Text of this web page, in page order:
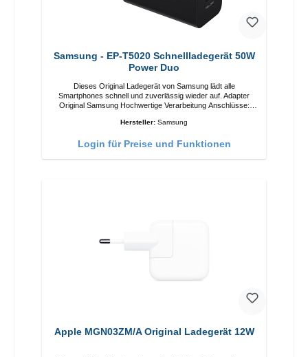
Samsung - EP-T5020 Schnellladegerät 50W
Power Duo
Dieses Original Ladegerät von Samsung lädt alle
Smartphones schnell und zuverlässig wieder auf. Adapter
Original Samsung Hochwertige Verarbeitung Anschlüsse:
1m USB-A / USB-C zu USB-C Farbe: Schwarz/li>
Hersteller: Samsung
Login für Preise und Funktionen
Apple MGN03ZM/A Original Ladegerät 12W